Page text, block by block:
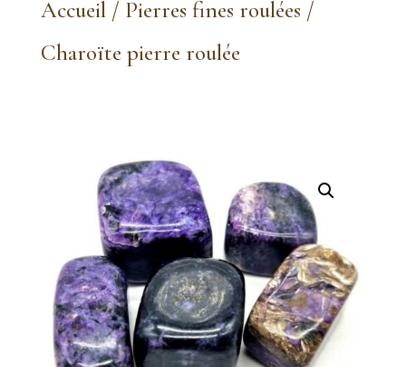
Accueil/ Pierres fines roulées /
Charoïte pierre roulée